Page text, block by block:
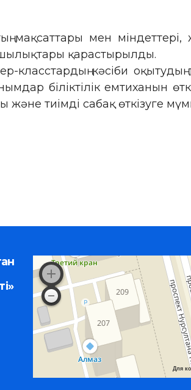
мақсаттары мен міндеттері,
қарастырылды.
класстардың кәсіби
біліктілік емтиханын
тиімді сабақ өткізуге
Для